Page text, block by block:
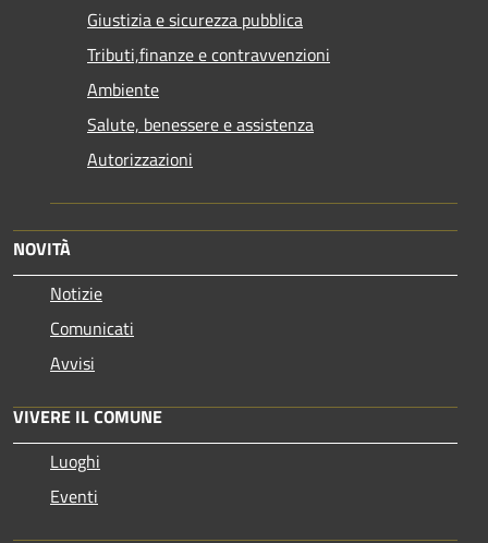
Giustizia e sicurezza pubblica
Tributi,finanze e contravvenzioni
Ambiente
Salute, benessere e assistenza
Autorizzazioni
NOVITÀ
Notizie
Comunicati
Avvisi
VIVERE IL COMUNE
Luoghi
Eventi